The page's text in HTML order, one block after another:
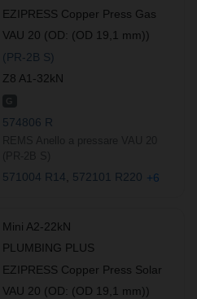
EZIPRESS Copper Press Gas
VAU 20 (OD: (OD 19,1 mm))
(PR-2B S)
Z8 A1-32kN
574806 R
571004 R14 572101 R220 +6
Mini A2-22kN
PLUMBING PLUS
EZIPRESS Copper Press Solar
VAU 20 (OD: (OD 19,1 mm))